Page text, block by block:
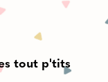
tout p'tits